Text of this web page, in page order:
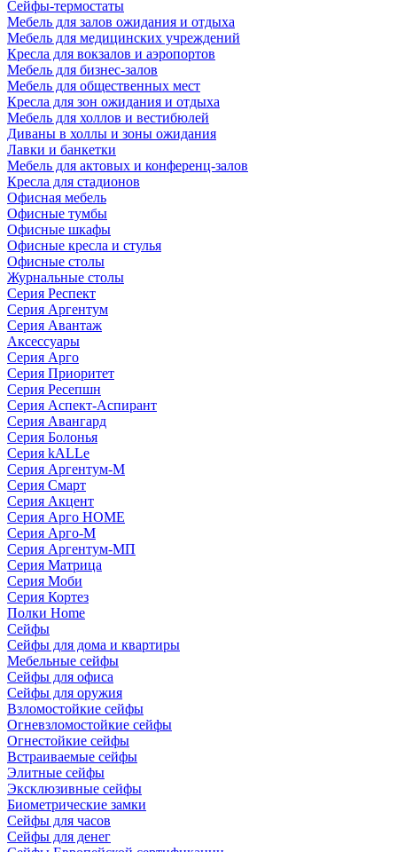
Сейфы-термостаты
Мебель для залов ожидания и отдыха
Мебель для медицинских учреждений
Кресла для вокзалов и аэропортов
Мебель для бизнес-залов
Мебель для общественных мест
Кресла для зон ожидания и отдыха
Мебель для холлов и вестибюлей
Диваны в холлы и зоны ожидания
Лавки и банкетки
Мебель для актовых и конференц-залов
Кресла для стадионов
Офисная мебель
Офисные тумбы
Офисные шкафы
Офисные кресла и стулья
Офисные столы
Журнальные столы
Серия Респект
Серия Аргентум
Серия Авантаж
Аксессуары
Серия Арго
Серия Приоритет
Серия Ресепшн
Серия Аспект-Аспирант
Серия Авангард
Серия Болонья
Серия kALLe
Серия Аргентум-М
Серия Смарт
Серия Акцент
Серия Арго HOME
Серия Арго-М
Серия Аргентум-МП
Серия Матрица
Серия Моби
Серия Кортез
Полки Home
Сейфы
Сейфы для дома и квартиры
Мебельные сейфы
Сейфы для офиса
Сейфы для оружия
Взломостойкие сейфы
Огневзломостойкие сейфы
Огнестойкие сейфы
Встраиваемые сейфы
Элитные сейфы
Эксклюзивные сейфы
Биометрические замки
Сейфы для часов
Сейфы для денег